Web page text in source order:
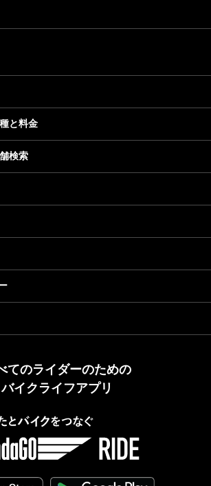
と料金
検索
てのライダーのための
バイクライフアプリ